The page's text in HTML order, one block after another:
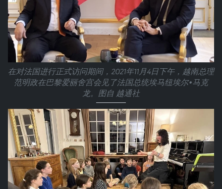
在对法国进行正式访问期间，2021年11月4日下午，越南总理
范明政在巴黎爱丽舍宫会见了法国总统埃马纽埃尔•马克
龙。图自 越通社